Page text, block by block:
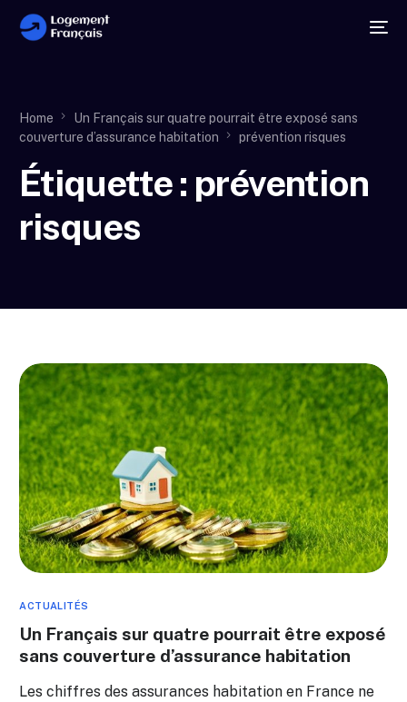
Home
Un Français sur quatre pourrait être exposé sans
couverture d’assurance habitation
prévention risques
Étiquette : prévention
risques
ACTUALITÉS
Un Français sur quatre pourrait être exposé
sans couverture d’assurance habitation
Les chiffres des assurances habitation en France ne